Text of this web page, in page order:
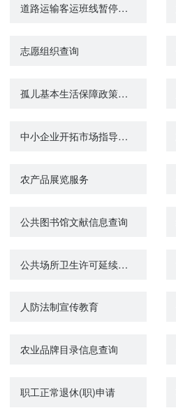
道路运输客运班线暂停（恢复）营运
志愿组织查询
孤儿基本生活保障政策咨询
中小企业开拓市场指导和服务咨询
农产品展览服务
公共图书馆文献信息查询
公共场所卫生许可延续（除饭馆、咖啡馆、酒吧、茶座等）
人防法制宣传教育
农业品牌目录信息查询
职工正常退休(职)申请